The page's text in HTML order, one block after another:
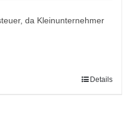
da Kleinunternehmer
Details